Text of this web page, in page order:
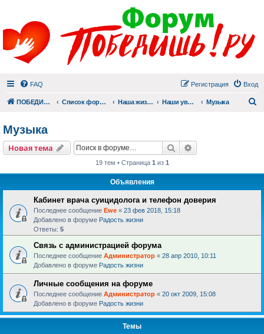
FAQ Вход
Регистрация
ПОБЕДИШЬ.РУ Список форумов Наша жизнь (не всё же о суициде!) Наши увлечения Музыка
Музыка
Новая тема Поиск
19 тем • Страница 1 из 1
Объявления
Кабинет врача суицидолога и телефон доверия
Последнее сообщение Ewe « 23 фев 2018, 15:18
Добавлено в форуме Радость жизни
Ответы: 5
Связь с администрацией форума
Последнее сообщение Администратор « 28 апр 2010, 10:11
Добавлено в форуме Радость жизни
Личные сообщения на форуме
Последнее сообщение Администратор « 20 окт 2009, 15:08
Добавлено в форуме Радость жизни
Темы